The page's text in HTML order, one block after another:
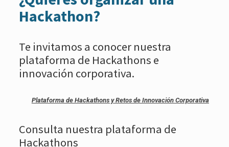
Hackathon?
Te invitamos a conocer nuestra
plataforma de Hackathons e
innovación corporativa.
Plataforma de Hackathons y Retos de Innovación Corporativa
Consulta nuestra plataforma de
Hackathons